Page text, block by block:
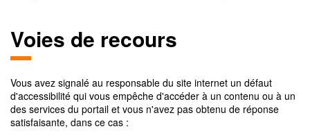
Voies de recours
Vous avez signalé au responsable du site internet un défaut
d'accessibilité qui vous empêche d'accéder à un contenu ou à un
des services du portail et vous n'avez pas obtenu de réponse
satisfaisante, dans ce cas :